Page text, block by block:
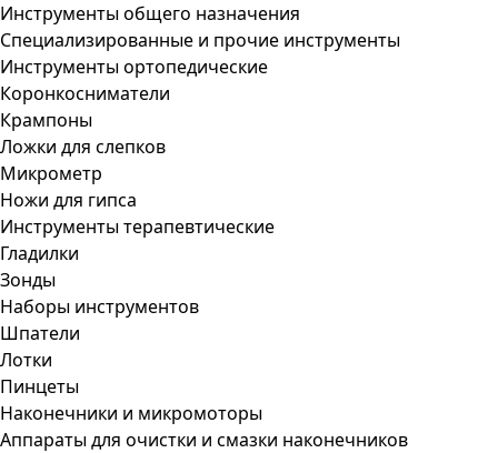
Инструменты общего назначения
Специализированные и прочие инструменты
Инструменты ортопедические
Коронкосниматели
Крампоны
Ложки для слепков
Микрометр
Ножи для гипса
Инструменты терапевтические
Гладилки
Зонды
Наборы инструментов
Шпатели
Лотки
Пинцеты
Наконечники и микромоторы
Аппараты для очистки и смазки наконечников